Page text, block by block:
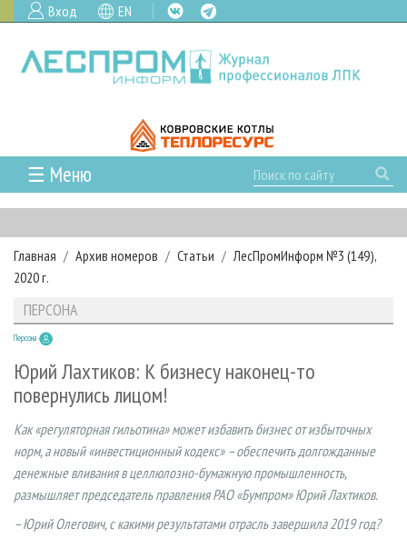
Вход EN
☰ Меню
ГЛАВНАЯ
РУБРИКИ И ТЕМЫ
РУБРИКИ ЖУРНАЛА
ЛЕСОЗАГОТОВКА
ДЕРЕВООБРАБОТКА
ПРОИЗВОДСТВО ДРЕВЕСНЫХ ПЛИТ
ДЕРЕВЯННОЕ ДОМОСТРОЕНИЕ
ПРОИЗВОДСТВО МЕБЕЛИ
НОВОСТИ
НОВОСТИ ЛПК
НОВОСТИ ЖУРНАЛА
НОВОСТИ КОМПАНИЙ
ПРОЕКТЫ ЛПИ
АНАЛИТИКА
ПРЕДПРИЯТИЯ ЛПК
ЛЕСНЫЕ РЕГИОНЫ РОССИИ
МОБИЛЬНЫЕ ВЫСТАВКИ
ОФИЦИАЛЬНЫЕ ДЕЛЕГАЦИИ
АРХИВ
АРХИВ ЖУРНАЛОВ
СТАТЬИ
О ЖУРНАЛЕ
ПОДПИСКА
КОНТАКТЫ
РЕКЛАМОДАТЕЛЯМ
РЕКЛАМА
РЕКЛАМА НА САЙТЕ
Главная Архив номеров Статьи
ЛесПромИнформ №3 (149),
2020 г.
ПЕРСОНА
Персона
Юрий Лахтиков: К бизнесу наконец-то
повернулись лицом!
Как «регуляторная гильотина» может избавить бизнес от избыточных
норм, а новый «инвестиционный кодекс» – обеспечить долгожданные
денежные вливания в целлюлозно-бумажную промышленность,
размышляет председатель правления РАО «Бумпром» Юрий Лахтиков.
– Юрий Олегович, с какими результатами отрасль завершила 2019 год?